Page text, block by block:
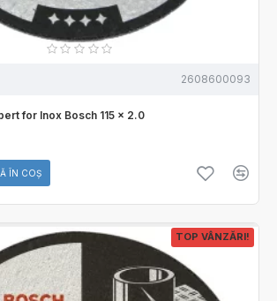
2608600093
for Inox Bosch 115 x 2.0
ÎN COŞ
TOP VÂNZĂRI!